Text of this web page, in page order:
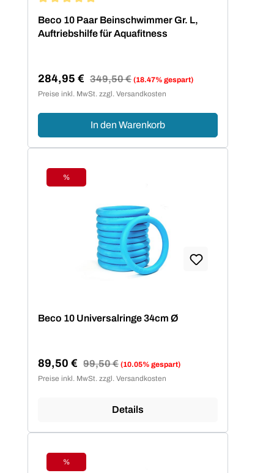
Beco 10 Paar Beinschwimmer Gr. L,
Auftriebshilfe für Aquafitness
Verkaufspreis:
284,95 € Regulärer Preis:
349,50 € (18.47% gespart)
Preise inkl. MwSt. zzgl. Versandkosten
In den Warenkorb
Rabatt
%
Beco 10 Universalringe 34cm Ø
Verkaufspreis:
89,50 € Regulärer Preis:
99,50 € (10.05% gespart)
Preise inkl. MwSt. zzgl. Versandkosten
Details
Rabatt
%